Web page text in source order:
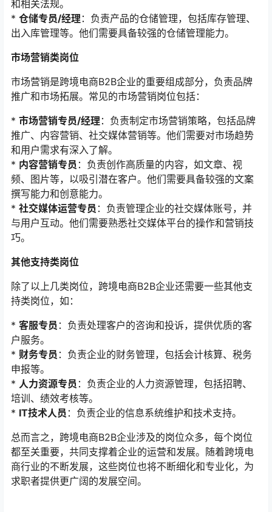
和相关法规。
* 仓储专员/经理 ：负责产品的仓储管理，包括库存管理、
出入库管理等。他们需要具备较强的仓储管理能力。
市场营销类岗位
市场营销是跨境电商B2B企业的重要组成部分，负责品牌
推广和市场拓展。常见的市场营销岗位包括：
* 市场营销专员/经理 ：负责制定市场营销策略，包括品牌
推广、内容营销、社交媒体营销等。他们需要对市场趋势
和用户需求有深入了解。
* 内容营销专员 ：负责创作高质量的内容，如文章、视
频、图片等，以吸引潜在客户。他们需要具备较强的文案
撰写能力和创意能力。
* 社交媒体运营专员 ：负责管理企业的社交媒体账号，并
与用户互动。他们需要熟悉社交媒体平台的操作和营销技
巧。
其他支持类岗位
除了以上几类岗位，跨境电商B2B企业还需要一些其他支
持类岗位，如：
* 客服专员 ：负责处理客户的咨询和投诉，提供优质的客
户服务。
* 财务专员 ：负责企业的财务管理，包括会计核算、税务
申报等。
* 人力资源专员 ：负责企业的人力资源管理，包括招聘、
培训、绩效考核等。
* IT技术人员 ：负责企业的信息系统维护和技术支持。
总而言之，跨境电商B2B企业涉及的岗位众多，每个岗位
都至关重要，共同支撑着企业的运营和发展。随着跨境电
商行业的不断发展，这些岗位也将不断细化和专业化，为
求职者提供更广阔的发展空间。